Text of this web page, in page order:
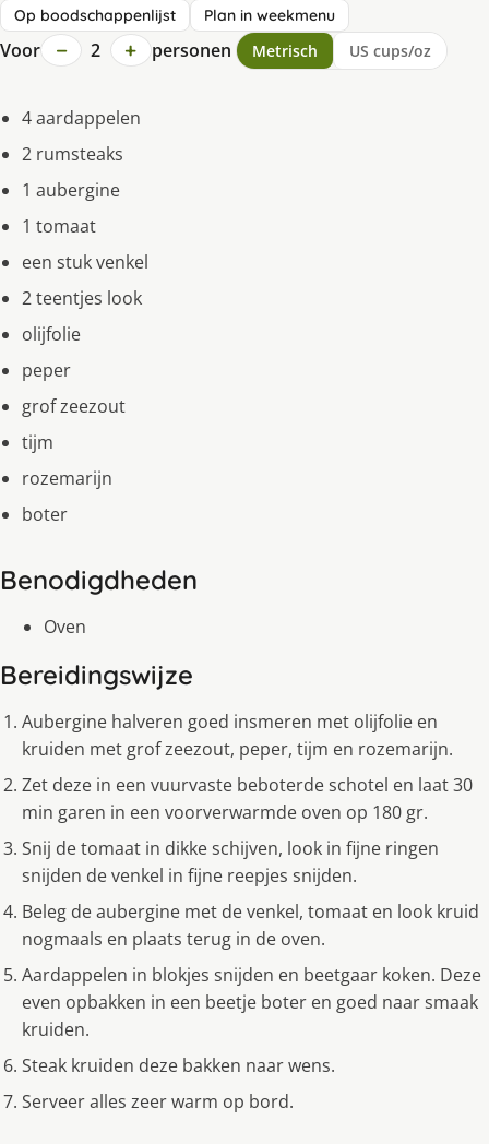
Op boodschappenlijst Plan in weekmenu
Voor − 2 + personen Metrisch US cups/oz
4 aardappelen
2 rumsteaks
1 aubergine
1 tomaat
een stuk venkel
2 teentjes look
olijfolie
peper
grof zeezout
tijm
rozemarijn
boter
Benodigdheden
Oven
Bereidingswijze
Aubergine halveren goed insmeren met olijfolie en
kruiden met grof zeezout, peper, tijm en rozemarijn.
Zet deze in een vuurvaste beboterde schotel en laat 30
min garen in een voorverwarmde oven op 180 gr.
Snij de tomaat in dikke schijven, look in fijne ringen
snijden de venkel in fijne reepjes snijden.
Beleg de aubergine met de venkel, tomaat en look kruid
nogmaals en plaats terug in de oven.
Aardappelen in blokjes snijden en beetgaar koken. Deze
even opbakken in een beetje boter en goed naar smaak
kruiden.
Steak kruiden deze bakken naar wens.
Serveer alles zeer warm op bord.